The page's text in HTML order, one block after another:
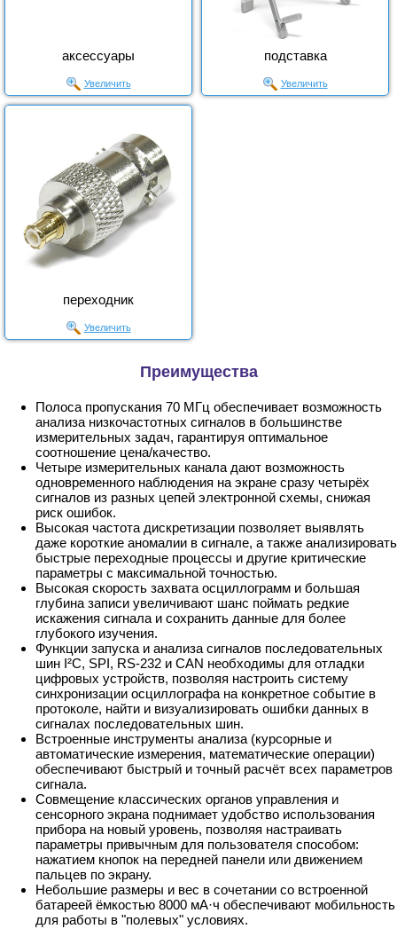
аксессуары
Увеличить
подставка
Увеличить
переходник
Увеличить
Преимущества
Полоса пропускания 70 МГц обеспечивает возможность
анализа низкочастотных сигналов в большинстве
измерительных задач, гарантируя оптимальное
соотношение цена/качество.
Четыре измерительных канала дают возможность
одновременного наблюдения на экране сразу четырёх
сигналов из разных цепей электронной схемы, снижая
риск ошибок.
Высокая частота дискретизации позволяет выявлять
даже короткие аномалии в сигнале, а также анализировать
быстрые переходные процессы и другие критические
параметры с максимальной точностью.
Высокая скорость захвата осциллограмм и большая
глубина записи увеличивают шанс поймать редкие
искажения сигнала и сохранить данные для более
глубокого изучения.
Функции запуска и анализа сигналов последовательных
шин I²C, SPI, RS-232 и CAN необходимы для отладки
цифровых устройств, позволяя настроить систему
синхронизации осциллографа на конкретное событие в
протоколе, найти и визуализировать ошибки данных в
сигналах последовательных шин.
Встроенные инструменты анализа (курсорные и
автоматические измерения, математические операции)
обеспечивают быстрый и точный расчёт всех параметров
сигнала.
Совмещение классических органов управления и
сенсорного экрана поднимает удобство использования
прибора на новый уровень, позволяя настраивать
параметры привычным для пользователя способом:
нажатием кнопок на передней панели или движением
пальцев по экрану.
Небольшие размеры и вес в сочетании со встроенной
батареей ёмкостью 8000 мА·ч обеспечивают мобильность
для работы в "полевых" условиях.